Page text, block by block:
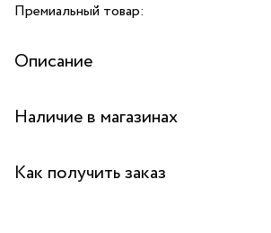
Премиальный товар:
Описание
органического жемчуга
Наличие в магазинах
Бутик "La Nature" в ТД "Дружба", Москва
Как получить заказ